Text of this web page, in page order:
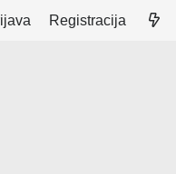
Registracija